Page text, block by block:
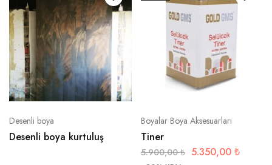
Desenli boya
Desenli boya kurtuluş
Boyalar Boya Aksesuarları
Tiner
5.900,00₺ 5.350,00 ₺